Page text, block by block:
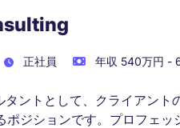
正社員 年収 540万円 -
タントとして、クライアン
ポジションです。プロフェ